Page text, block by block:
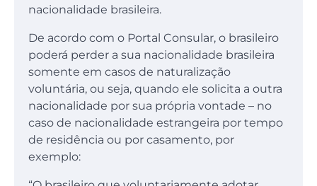
nacionalidade brasileira.
De acordo com o Portal Consular, o brasileiro
poderá perder a sua nacionalidade brasileira
somente em casos de naturalização
voluntária, ou seja, quando ele solicita a outra
nacionalidade por sua própria vontade – no
caso de nacionalidade estrangeira por tempo
de residência ou por casamento, por
exemplo: